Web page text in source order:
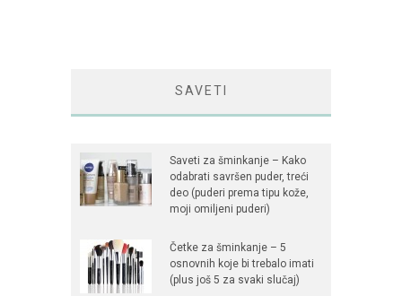
SAVETI
Saveti za šminkanje – Kako
odabrati savršen puder, treći
deo (puderi prema tipu kože,
moji omiljeni puderi)
Četke za šminkanje – 5
osnovnih koje bi trebalo imati
(plus još 5 za svaki slučaj)